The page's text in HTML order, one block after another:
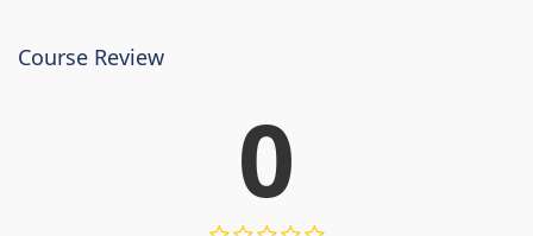
Course Review
0